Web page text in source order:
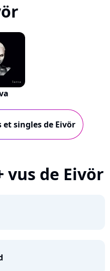
singles de Eivör
vus de Eivör